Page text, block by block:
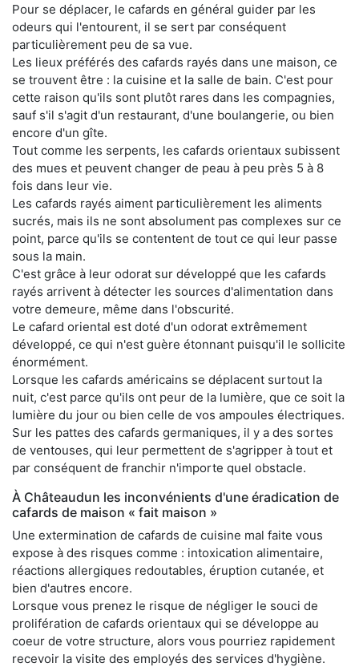
Pour se déplacer, le cafards en général guider par les
odeurs qui l'entourent, il se sert par conséquent
particulièrement peu de sa vue.
Les lieux préférés des cafards rayés dans une maison, ce
se trouvent être : la cuisine et la salle de bain. C'est pour
cette raison qu'ils sont plutôt rares dans les compagnies,
sauf s'il s'agit d'un restaurant, d'une boulangerie, ou bien
encore d'un gîte.
Tout comme les serpents, les cafards orientaux subissent
des mues et peuvent changer de peau à peu près 5 à 8
fois dans leur vie.
Les cafards rayés aiment particulièrement les aliments
sucrés, mais ils ne sont absolument pas complexes sur ce
point, parce qu'ils se contentent de tout ce qui leur passe
sous la main.
C'est grâce à leur odorat sur développé que les cafards
rayés arrivent à détecter les sources d'alimentation dans
votre demeure, même dans l'obscurité.
Le cafard oriental est doté d'un odorat extrêmement
développé, ce qui n'est guère étonnant puisqu'il le sollicite
énormément.
Lorsque les cafards américains se déplacent surtout la
nuit, c'est parce qu'ils ont peur de la lumière, que ce soit la
lumière du jour ou bien celle de vos ampoules électriques.
Sur les pattes des cafards germaniques, il y a des sortes
de ventouses, qui leur permettent de s'agripper à tout et
par conséquent de franchir n'importe quel obstacle.
À Châteaudun les inconvénients d'une éradication de
cafards de maison « fait maison »
Une extermination de cafards de cuisine mal faite vous
expose à des risques comme : intoxication alimentaire,
réactions allergiques redoutables, éruption cutanée, et
bien d'autres encore.
Lorsque vous prenez le risque de négliger le souci de
prolifération de cafards orientaux qui se développe au
coeur de votre structure, alors vous pourriez rapidement
recevoir la visite des employés des services d'hygiène.